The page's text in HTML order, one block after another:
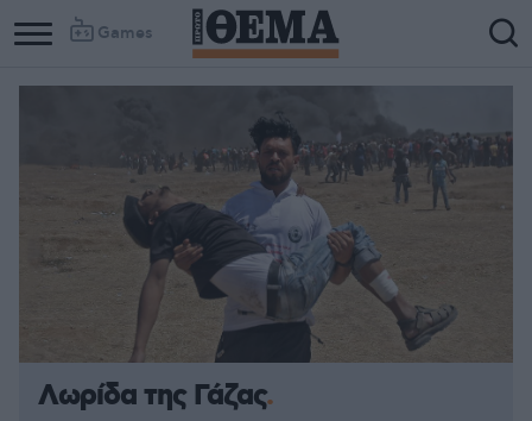
Games
Λωρίδα της Γάζας